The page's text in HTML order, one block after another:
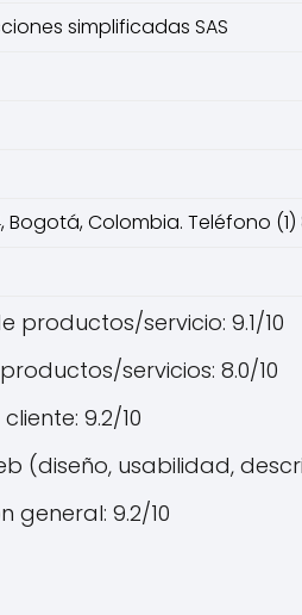
simplificadas SAS
Bogotá, Colombia. Teléfono (1)
productos/servicio: 9.1/10
servicios: 8.0/10
9.2/10
(diseño, usabilidad,
general: 9.2/10